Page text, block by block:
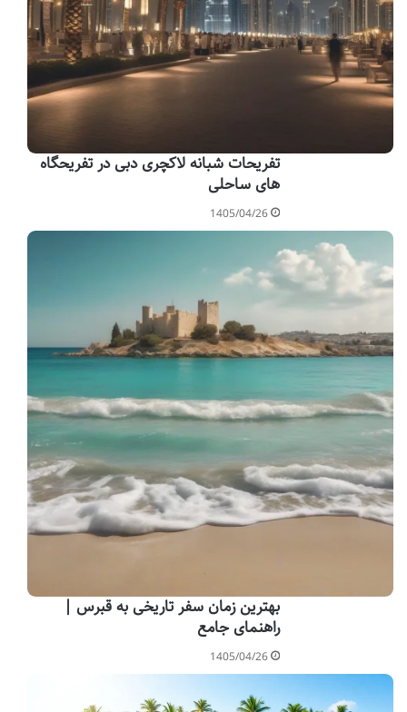
تفریحات شبانه لاکچری دبی در تفریحگاه
های ساحلی
1405/04/26
بهترین زمان سفر تاریخی به قبرس |
راهنمای جامع
1405/04/26